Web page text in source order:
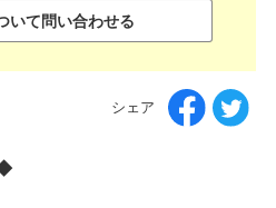
いて問い合わせる
シェア